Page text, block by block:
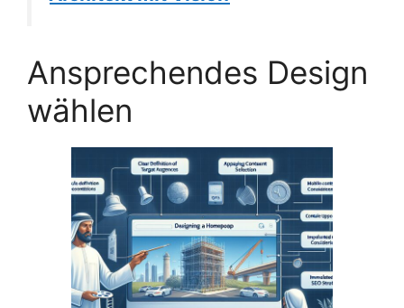
Ansprechendes Design
wählen